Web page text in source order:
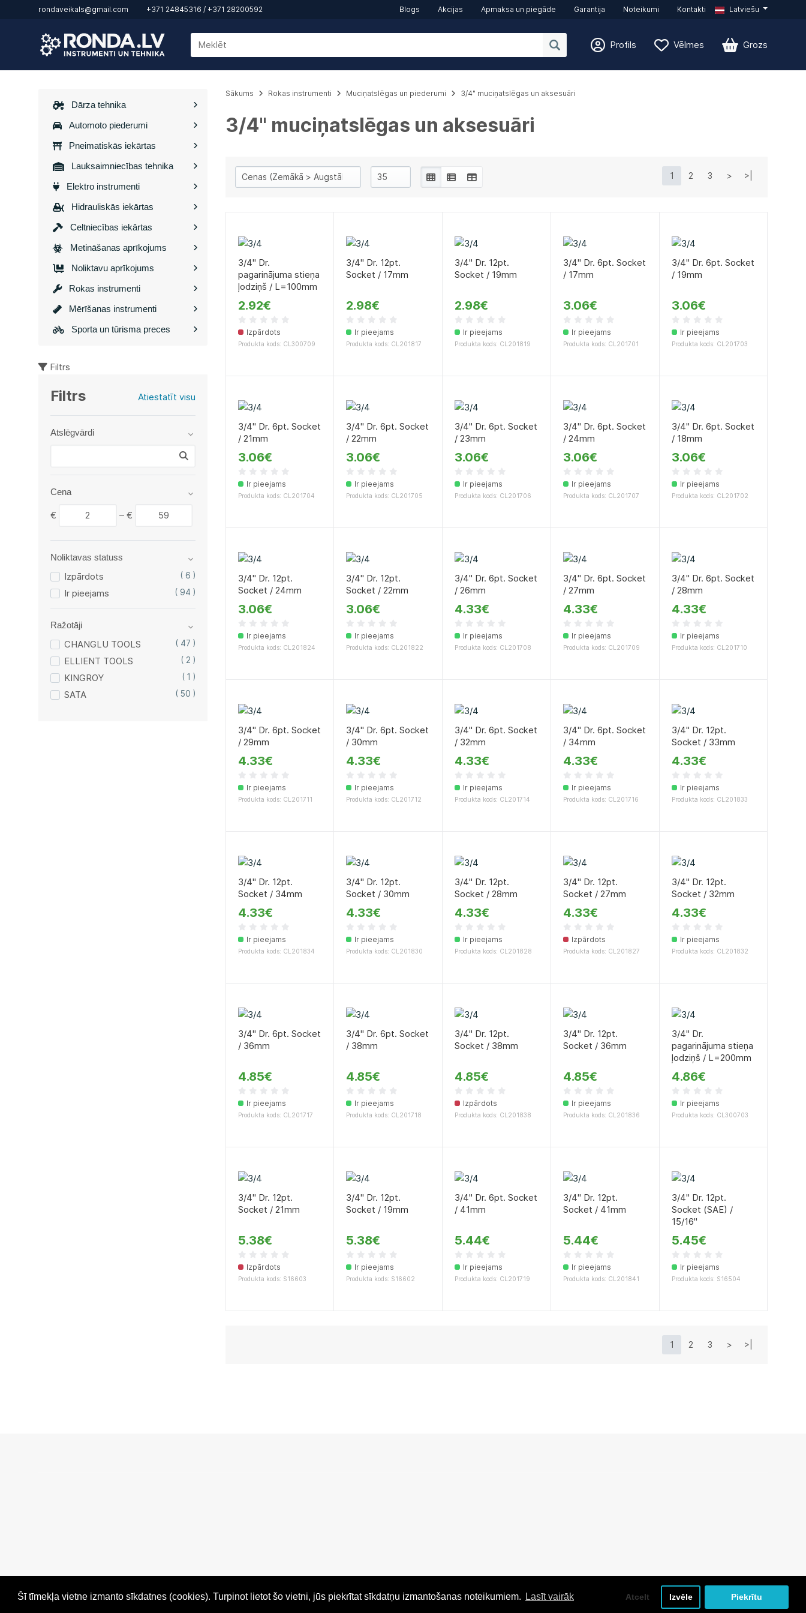
Šī tīmekļa vietne izmanto sīkdatnes (cookies). Turpinot lietot šo vietni, jūs piekrītat sīkdatņu izmantošanas noteikumiem. Lasīt vairāk Atcelt Izvēle Piekrītu
rondaveikals@gmail.com +371 24845316 / +371 28200592 Blogs Akcijas Apmaksa un piegāde Garantija Noteikumi Kontakti Latviešu
Profils Vēlmes Grozs
Dārza tehnika
Automoto piederumi
Pneimatiskās iekārtas
Lauksaimniecības tehnika
Elektro instrumenti
Hidrauliskās iekārtas
Celtniecības iekārtas
Metināšanas aprīkojums
Noliktavu aprīkojums
Rokas instrumenti
Mērīšanas instrumenti
Sporta un tūrisma preces
Filtrs
Filtrs Atiestatīt visu
Atslēgvārdi
Cena
€ – €
Noliktavas statuss
Izpārdots ( 6 )
Ir pieejams ( 94 )
Ražotāji
CHANGLU TOOLS ( 47 )
ELLIENT TOOLS ( 2 )
KINGROY ( 1 )
SATA ( 50 )
Sākums Rokas instrumenti Muciņatslēgas un piederumi 3/4" muciņatslēgas un aksesuāri
3/4" muciņatslēgas un aksesuāri
1 2 3 > >|
3/4" Dr.
pagarinājuma stieņa
ļodziņš / L=100mm
2.92€
Izpārdots
Produkta kods: CL300709
3/4" Dr. 12pt.
Socket / 17mm
2.98€
Ir pieejams
Produkta kods: CL201817
3/4" Dr. 12pt.
Socket / 19mm
2.98€
Ir pieejams
Produkta kods: CL201819
3/4" Dr. 6pt. Socket
/ 17mm
3.06€
Ir pieejams
Produkta kods: CL201701
3/4" Dr. 6pt. Socket
/ 19mm
3.06€
Ir pieejams
Produkta kods: CL201703
3/4" Dr. 6pt. Socket
/ 21mm
3.06€
Ir pieejams
Produkta kods: CL201704
3/4" Dr. 6pt. Socket
/ 22mm
3.06€
Ir pieejams
Produkta kods: CL201705
3/4" Dr. 6pt. Socket
/ 23mm
3.06€
Ir pieejams
Produkta kods: CL201706
3/4" Dr. 6pt. Socket
/ 24mm
3.06€
Ir pieejams
Produkta kods: CL201707
3/4" Dr. 6pt. Socket
/ 18mm
3.06€
Ir pieejams
Produkta kods: CL201702
3/4" Dr. 12pt.
Socket / 24mm
3.06€
Ir pieejams
Produkta kods: CL201824
3/4" Dr. 12pt.
Socket / 22mm
3.06€
Ir pieejams
Produkta kods: CL201822
3/4" Dr. 6pt. Socket
/ 26mm
4.33€
Ir pieejams
Produkta kods: CL201708
3/4" Dr. 6pt. Socket
/ 27mm
4.33€
Ir pieejams
Produkta kods: CL201709
3/4" Dr. 6pt. Socket
/ 28mm
4.33€
Ir pieejams
Produkta kods: CL201710
3/4" Dr. 6pt. Socket
/ 29mm
4.33€
Ir pieejams
Produkta kods: CL201711
3/4" Dr. 6pt. Socket
/ 30mm
4.33€
Ir pieejams
Produkta kods: CL201712
3/4" Dr. 6pt. Socket
/ 32mm
4.33€
Ir pieejams
Produkta kods: CL201714
3/4" Dr. 6pt. Socket
/ 34mm
4.33€
Ir pieejams
Produkta kods: CL201716
3/4" Dr. 12pt.
Socket / 33mm
4.33€
Ir pieejams
Produkta kods: CL201833
3/4" Dr. 12pt.
Socket / 34mm
4.33€
Ir pieejams
Produkta kods: CL201834
3/4" Dr. 12pt.
Socket / 30mm
4.33€
Ir pieejams
Produkta kods: CL201830
3/4" Dr. 12pt.
Socket / 28mm
4.33€
Ir pieejams
Produkta kods: CL201828
3/4" Dr. 12pt.
Socket / 27mm
4.33€
Izpārdots
Produkta kods: CL201827
3/4" Dr. 12pt.
Socket / 32mm
4.33€
Ir pieejams
Produkta kods: CL201832
3/4" Dr. 6pt. Socket
/ 36mm
4.85€
Ir pieejams
Produkta kods: CL201717
3/4" Dr. 6pt. Socket
/ 38mm
4.85€
Ir pieejams
Produkta kods: CL201718
3/4" Dr. 12pt.
Socket / 38mm
4.85€
Izpārdots
Produkta kods: CL201838
3/4" Dr. 12pt.
Socket / 36mm
4.85€
Ir pieejams
Produkta kods: CL201836
3/4" Dr.
pagarinājuma stieņa
ļodziņš / L=200mm
4.86€
Ir pieejams
Produkta kods: CL300703
3/4" Dr. 12pt.
Socket / 21mm
5.38€
Izpārdots
Produkta kods: S16603
3/4" Dr. 12pt.
Socket / 19mm
5.38€
Ir pieejams
Produkta kods: S16602
3/4" Dr. 6pt. Socket
/ 41mm
5.44€
Ir pieejams
Produkta kods: CL201719
3/4" Dr. 12pt.
Socket / 41mm
5.44€
Ir pieejams
Produkta kods: CL201841
3/4" Dr. 12pt.
Socket (SAE) /
15/16"
5.45€
Ir pieejams
Produkta kods: S16504
1 2 3 > >|
Ronda.lv © 2026 Izstrāde un uzturēšana: